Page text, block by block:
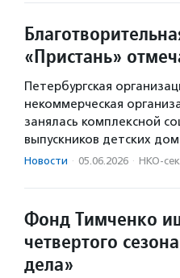
«Пристань»
Петербургская
некоммерческая
занялась комплексной
выпускников детских
Новости · 05.06.2026 · НКО-
Фонд Тимченко
четвертого
дела»